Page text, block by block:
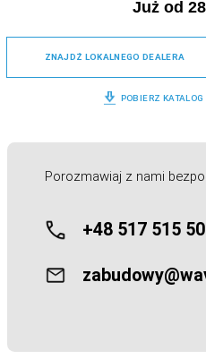
Już od
ZNAJDŹ LOKALNEGO DEALERA
POBIERZ KATALOG
Porozmawiaj z nami
+48 517 515